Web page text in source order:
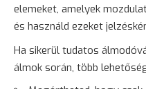
elemeket, amelyek
és használd ezeket
Ha sikerül tudatos
álmok során, több